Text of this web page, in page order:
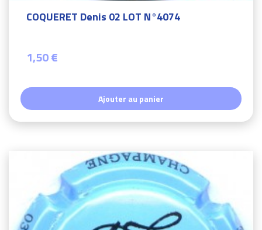
COQUERET Denis 02 LOT N°4074
1,50 €
Ajouter au panier